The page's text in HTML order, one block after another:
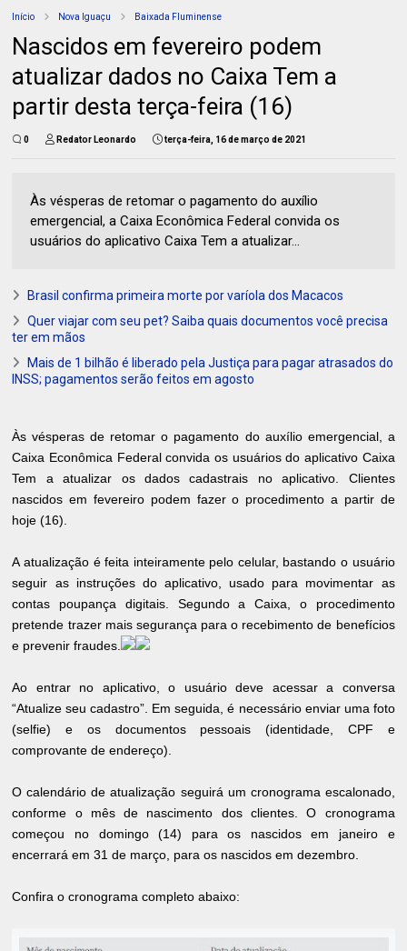
Início Nova Iguaçu Baixada Fluminense
Nascidos em fevereiro podem
atualizar dados no Caixa Tem a
partir desta terça-feira (16)
0 Redator Leonardo terça-feira, 16 de março de 2021
Às vésperas de retomar o pagamento do auxílio
emergencial, a Caixa Econômica Federal convida os
usuários do aplicativo Caixa Tem a atualizar...
Brasil confirma primeira morte por varíola dos Macacos
Quer viajar com seu pet? Saiba quais documentos você precisa
ter em mãos
Mais de 1 bilhão é liberado pela Justiça para pagar atrasados do
INSS; pagamentos serão feitos em agosto
Às vésperas de retomar o pagamento do auxílio emergencial, a
Caixa Econômica Federal convida os usuários do aplicativo Caixa
Tem a atualizar os dados cadastrais no aplicativo. Clientes
nascidos em fevereiro podem fazer o procedimento a partir de
hoje (16).
A atualização é feita inteiramente pelo celular, bastando o usuário
seguir as instruções do aplicativo, usado para movimentar as
contas poupança digitais. Segundo a Caixa, o procedimento
pretende trazer mais segurança para o recebimento de benefícios
e prevenir fraudes.
Ao entrar no aplicativo, o usuário deve acessar a conversa
“Atualize seu cadastro”. Em seguida, é necessário enviar uma foto
(selfie) e os documentos pessoais (identidade, CPF e
comprovante de endereço).
O calendário de atualização seguirá um cronograma escalonado,
conforme o mês de nascimento dos clientes. O cronograma
começou no domingo (14) para os nascidos em janeiro e
encerrará em 31 de março, para os nascidos em dezembro.
Confira o cronograma completo abaixo: